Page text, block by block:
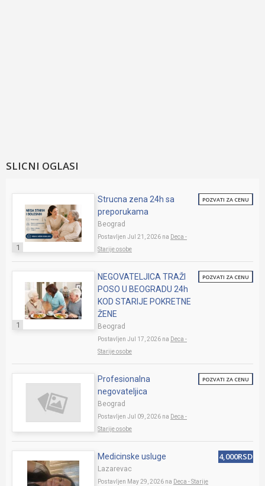
SLICNI OGLASI
1
Strucna zena 24h sa
preporukama
Beograd
Postavljen Jul 21, 2026 na Deca -
Starije osobe
POZVATI ZA CENU
1
NEGOVATELJICA TRAŽI
POSO U BEOGRADU 24h
KOD STARIJE POKRETNE
ŽENE
Beograd
Postavljen Jul 17, 2026 na Deca -
Starije osobe
POZVATI ZA CENU
Profesionalna
negovateljica
Beograd
Postavljen Jul 09, 2026 na Deca -
Starije osobe
POZVATI ZA CENU
Medicinske usluge
Lazarevac
Postavljen May 29, 2026 na Deca - Starije
4,000RSD